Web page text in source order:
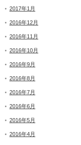
2017年1月
2016年12月
2016年11月
2016年10月
2016年9月
2016年8月
2016年7月
2016年6月
2016年5月
2016年4月